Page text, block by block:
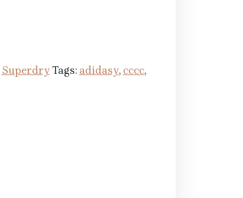
SuperdryTags: adidasy, cccc,